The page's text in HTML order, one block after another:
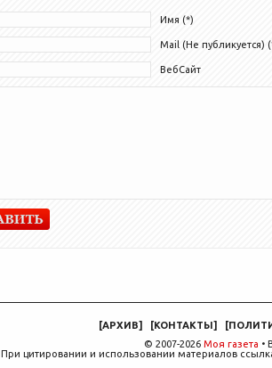
Имя (*)
Mail (Не публикуется)
ВебСайт
[АРХИВ] [КОНТАКТЫ] [
© 2007-2026 Моя газета •
При цитировании и использовании материалов